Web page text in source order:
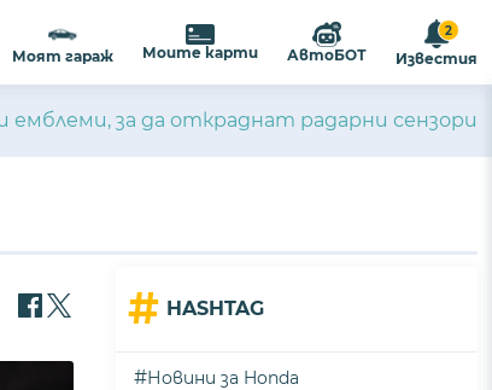
Моят гараж Моите карти АвтоБОТ
2
Известия
за да откраднат радарни сензори
# HASHTAG
#Новини за Honda